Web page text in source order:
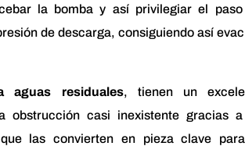
la bomba y así privilegiar el
de descarga, consiguiendo así
aguas residuales, tienen un
obstrucción casi inexistente gracias
las convierten en pieza clave